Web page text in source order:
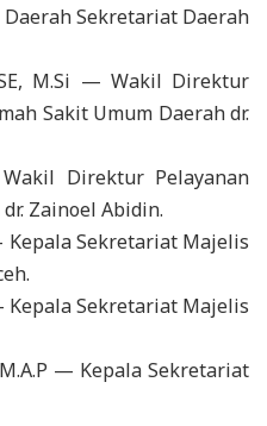
Sekretariat Daerah
M.Si — Wakil Direktur
Sakit Umum Daerah dr.
Direktur Pelayanan
Zainoel Abidin.
Kepala Sekretariat Majelis
Kepala Sekretariat Majelis
— Kepala Sekretariat